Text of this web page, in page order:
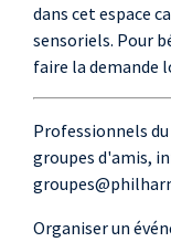
dans cet espace
sensoriels. Pour
faire la demande
Professionnels
groupes d'amis,
Organiser un